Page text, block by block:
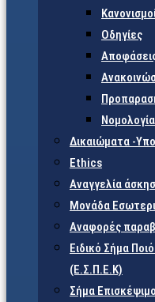
Οδηγίες
Δικαιώματα -
Ethics
Αναγγελία
Μονάδα
Αναφορές
Ειδικό Σήμα
(Ε.Σ.Π.Ε.Κ)
Σήμα